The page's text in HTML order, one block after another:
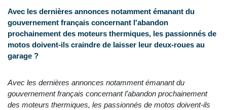
Avec les dernières annonces notamment émanant du
gouvernement français concernant l'abandon
prochainement des moteurs thermiques, les passionnés de
motos doivent-ils craindre de laisser leur deux-roues au
garage ?
Avec les dernières annonces notamment émanant du
gouvernement français concernant l’abandon prochainement
des moteurs thermiques, les passionnés de motos doivent-ils